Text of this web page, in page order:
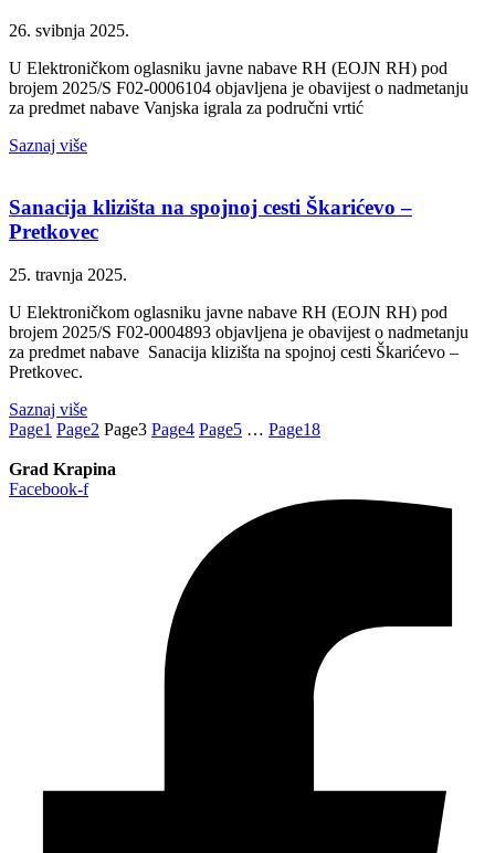
26. svibnja 2025.
U Elektroničkom oglasniku javne nabave RH (EOJN RH) pod
brojem 2025/S F02-0006104 objavljena je obavijest o nadmetanju
za predmet nabave Vanjska igrala za područni vrtić
Saznaj više
Sanacija klizišta na spojnoj cesti Škarićevo –
Pretkovec
25. travnja 2025.
U Elektroničkom oglasniku javne nabave RH (EOJN RH) pod
brojem 2025/S F02-0004893 objavljena je obavijest o nadmetanju
za predmet nabave Sanacija klizišta na spojnoj cesti Škarićevo –
Pretkovec.
Saznaj više
Page1 Page2 Page3 Page4 Page5 … Page18
Grad Krapina
Facebook-f